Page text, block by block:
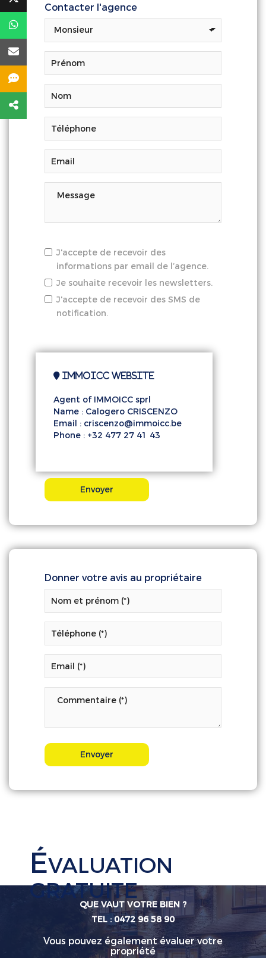
Contacter l'agence
Monsieur
J'accepte de recevoir des
informations par email de l’agence.
Je souhaite recevoir les newsletters.
J'accepte de recevoir des SMS de
notification.
Immoicc website
Agent of IMMOICC sprl
Name : Calogero CRISCENZO
Email : criscenzo@immoicc.be
Phone : +32 477 27 41 43
Envoyer
Donner votre avis au propriétaire
Envoyer
ÉVALUATION
GRATUITE
QUE VAUT VOTRE BIEN ?
TEL : 0472 96 58 90
Vous pouvez également évaluer votre
propriété